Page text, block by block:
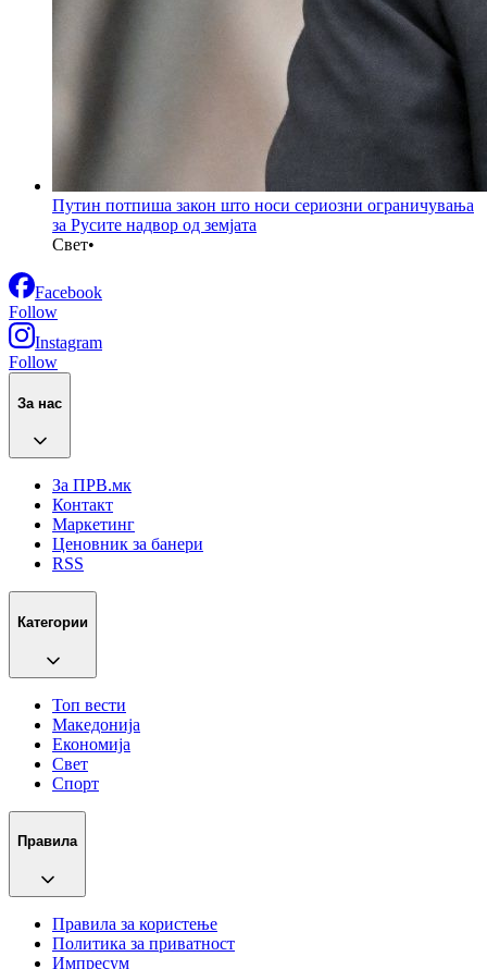
Путин потпиша закон што носи сериозни ограничувања
за Русите надвор од земјата
Свет•
Facebook
Follow
Instagram
Follow
За нас
За ПРВ.мк
Контакт
Маркетинг
Ценовник за банери
RSS
Категории
Топ вести
Македонија
Економија
Свет
Спорт
Правила
Правила за користење
Политика за приватност
Импресум